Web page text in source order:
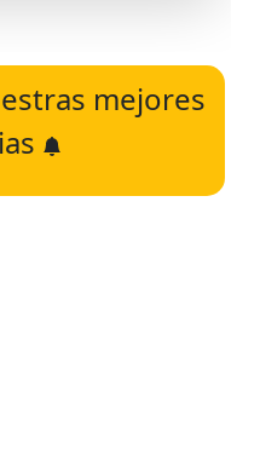
mejores